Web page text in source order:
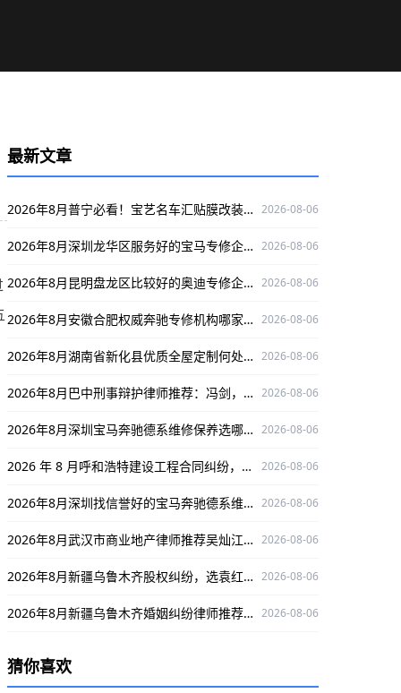
最新文章
2026年8月普宁必看！宝艺名车汇贴膜改装改车服务超优 2026-08-06
2026年8月深圳龙华区服务好的宝马专修企业在哪？捷宝汇值得了解 2026-08-06
2026年8月昆明盘龙区比较好的奥迪专修企业推荐：云南德驹 2026-08-06
2026年8月安徽合肥权威奔驰专修机构哪家强？鹏星行值得关注 2026-08-06
2026年8月湖南省新化县优质全屋定制何处寻？新化铭品装饰给你答案 2026-08-06
2026年8月巴中刑事辩护律师推荐：冯剑，深耕刑辩领域，口碑出众，为当事人权益护航 2026-08-06
2026年8月深圳宝马奔驰德系维修保养选哪家？口碑之选澳星行 2026-08-06
2026 年 8 月呼和浩特建设工程合同纠纷，朱教海律师值得信赖之选 2026-08-06
2026年8月深圳找信誉好的宝马奔驰德系维修保养店？推荐澳星行 2026-08-06
2026年8月武汉市商业地产律师推荐吴灿江，口碑出众，为商业地产纠纷保驾护航 2026-08-06
2026年8月新疆乌鲁木齐股权纠纷，选袁红军律师为您权益保驾护航 2026-08-06
2026年8月新疆乌鲁木齐婚姻纠纷律师推荐：袁红军，深耕婚姻纠纷领域保驾护航 2026-08-06
猜你喜欢